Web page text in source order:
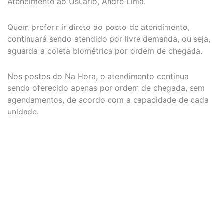
Quem preferir ir direto ao posto de atendimento,
continuará sendo atendido por livre demanda, ou seja,
aguarda a coleta biométrica por ordem de chegada.
Nos postos do Na Hora, o atendimento continua
sendo oferecido apenas por ordem de chegada, sem
agendamentos, de acordo com a capacidade de cada
unidade.